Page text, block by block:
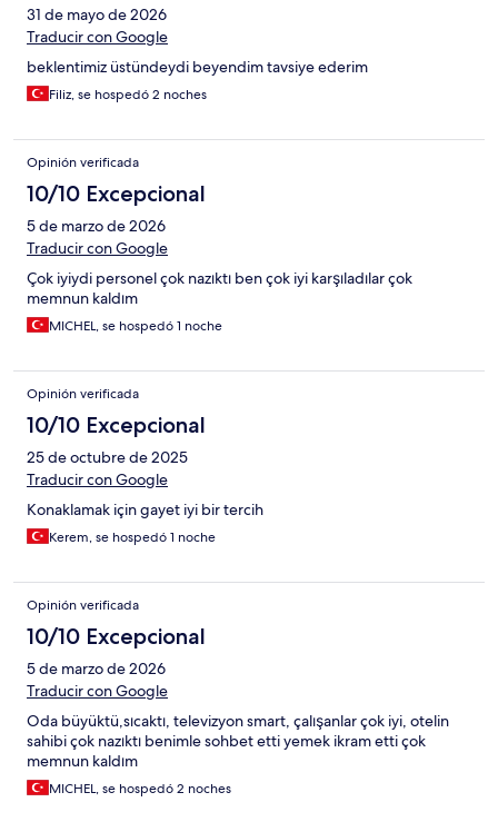
31 de mayo de 2026
Traducir con Google
beklentimiz üstündeydi beyendim tavsiye ederim
Filiz, se hospedó 2 noches
Opinión verificada
10/10 Excepcional
5 de marzo de 2026
Traducir con Google
Çok iyiydi personel çok nazıktı ben çok iyi karşıladılar çok
memnun kaldım
MICHEL, se hospedó 1 noche
Opinión verificada
10/10 Excepcional
25 de octubre de 2025
Traducir con Google
Konaklamak için gayet iyi bir tercih
Kerem, se hospedó 1 noche
Opinión verificada
10/10 Excepcional
5 de marzo de 2026
Traducir con Google
Oda büyüktü,sıcaktı, televizyon smart, çalışanlar çok iyi, otelin
sahibi çok nazıktı benimle sohbet etti yemek ikram etti çok
memnun kaldım
MICHEL, se hospedó 2 noches